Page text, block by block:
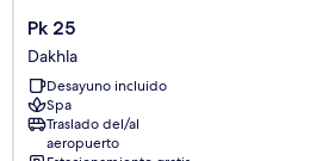
Pk
25
Dakhla
Pk 25
Dakhla
Desayuno incluido
Spa
Traslado del/al
aeropuerto